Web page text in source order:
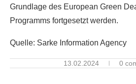
Grundlage des European Green
Programms fortgesetzt werden.
Quelle: Sarke Information Agency
13.02.2024 0